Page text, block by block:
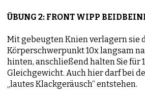
ÜBUNG 2: FRONT WIPP
Mit gebeugten Knien verlagern sie
Körperschwerpunkt 10x langsam
hinten, anschließend halten Sie für
Gleichgewicht. Auch hier darf bei
„lautes Klackgeräusch“ entstehen.